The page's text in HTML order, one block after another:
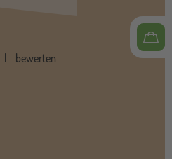
bewerten